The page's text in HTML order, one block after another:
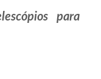
para